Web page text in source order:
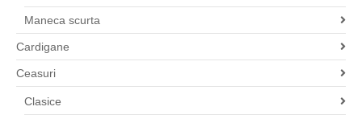
Maneca scurta
Cardigane
Ceasuri
Clasice